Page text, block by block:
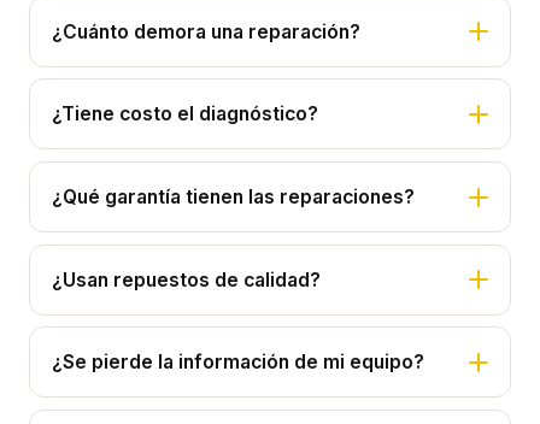
¿Cuánto demora una reparación?
¿Tiene costo el diagnóstico?
¿Qué garantía tienen las reparaciones?
¿Usan repuestos de calidad?
¿Se pierde la información de mi equipo?